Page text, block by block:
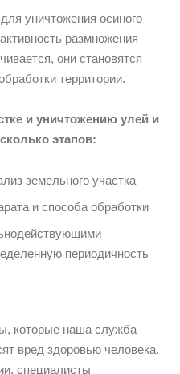
уничтожения осиного
размножения
они становятся
территории.
и уничтожению улей и
этапов:
земельного участка
и способа обработки
периодичность
которые наша служба
вред здоровью человека.
специалисты